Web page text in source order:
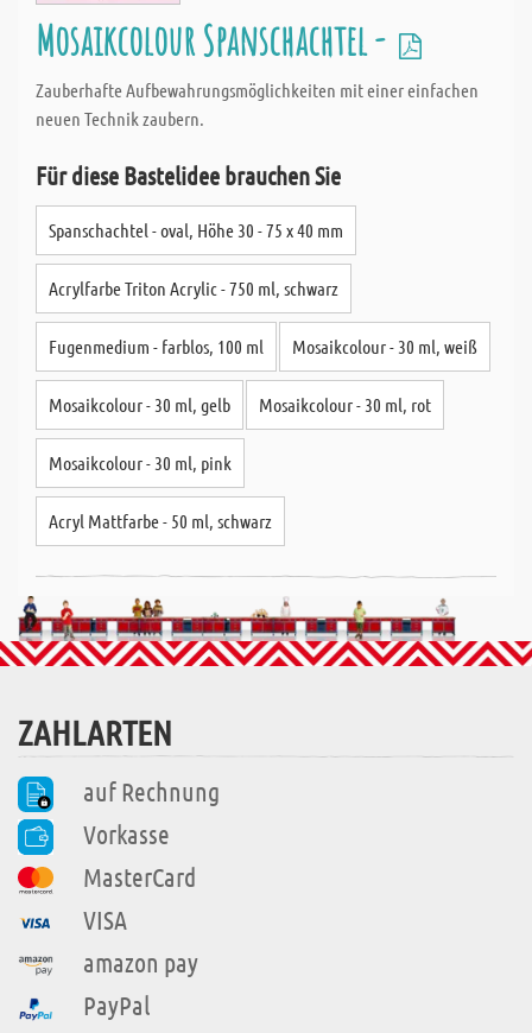
Mosaikcolour Spanschachtel -
Zauberhafte Aufbewahrungsmöglichkeiten mit einer einfachen
neuen Technik zaubern.
Für diese Bastelidee brauchen Sie
Spanschachtel - oval, Höhe 30 - 75 x 40 mm
Acrylfarbe Triton Acrylic - 750 ml, schwarz
Fugenmedium - farblos, 100 ml Mosaikcolour - 30 ml, weiß
Mosaikcolour - 30 ml, gelb Mosaikcolour - 30 ml, rot
Mosaikcolour - 30 ml, pink
Acryl Mattfarbe - 50 ml, schwarz
ZAHLARTEN
auf Rechnung
Vorkasse
MasterCard
VISA
amazon pay
PayPal